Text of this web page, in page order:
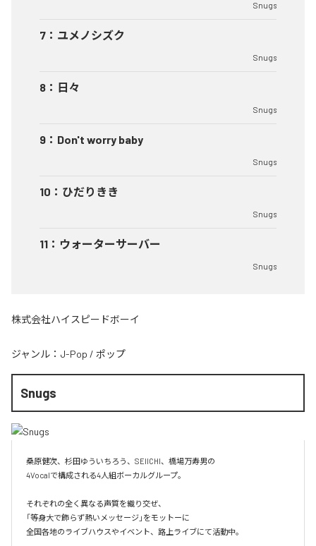
Snugs
7 ： ユメノシズク
Snugs
8 ： 日々
Snugs
9 ： Don't worry baby
Snugs
10 ： ひだりきき
Snugs
11 ： ウォーターサーバー
Snugs
株式会社ハイスピードボーイ
ジャンル： J-Pop / ポップ
Snugs
桑原健次、杉田ゆういちろう、SEIICHI、橋場万寿男の
4Vocalで構成される4人組ボーカルグループ。
それぞれの全く異なる声質を織り交ぜ、
「等身大で飾らず熱いメッセージ」をモットーに
全国各地のライブハウスやイベント、路上ライブにて活動中。